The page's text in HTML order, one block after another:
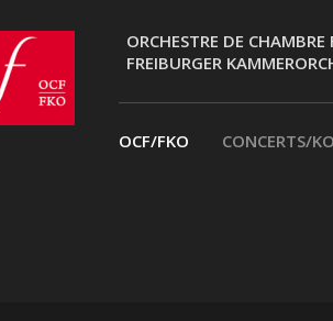
ocf.ch
ORCHESTRE DE CHAMBRE
FREIBURGER
OCF/FKO CONCERTS/